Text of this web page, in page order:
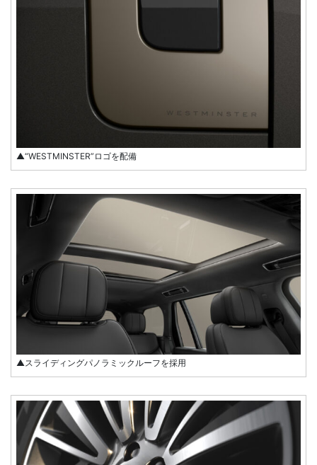
▲“WESTMINSTER”ロゴを配備
▲スライディングパノラミックルーフを採用